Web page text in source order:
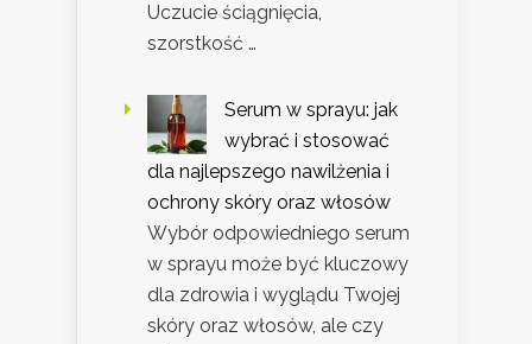
Uczucie ściągnięcia,
szorstkość …
Serum w sprayu: jak
wybrać i stosować
dla najlepszego nawilżenia i
ochrony skóry oraz włosów
Wybór odpowiedniego serum
w sprayu może być kluczowy
dla zdrowia i wyglądu Twojej
skóry oraz włosów, ale czy